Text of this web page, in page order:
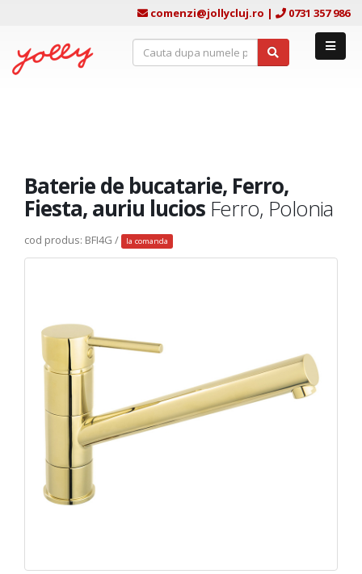
comenzi@jollycluj.ro | 0731 357 986
Baterie de bucatarie, Ferro,
Fiesta, auriu lucios Ferro, Polonia
cod produs: BFI4G / la comanda